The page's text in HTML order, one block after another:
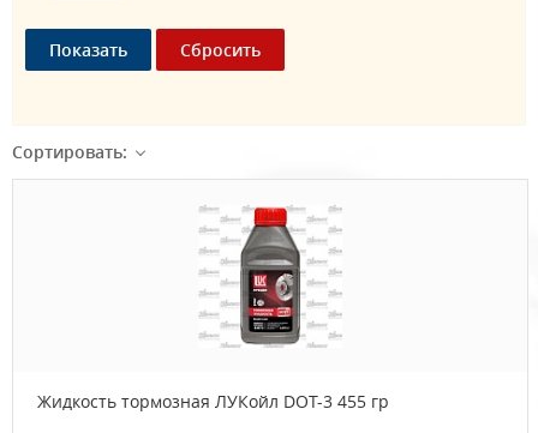
Сортировать:
Жидкость тормозная ЛУКойл DOT-3 455 гр